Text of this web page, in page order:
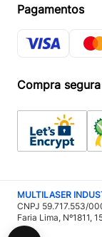
Trabalhe
Imprensa
Política de
Política Troca
Regulamento
Multicoin
Pagamentos
Compra segura
MULTILASER
CNPJ 59.717.553/
Faria Lima, Nº1811,